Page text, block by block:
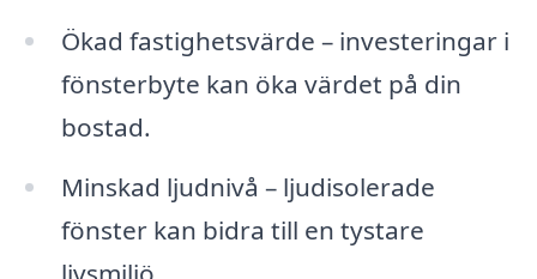
Ökad fastighetsvärde – investeringar i
fönsterbyte kan öka värdet på din
bostad.
Minskad ljudnivå – ljudisolerade
fönster kan bidra till en tystare